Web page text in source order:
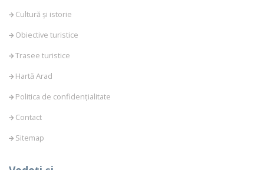
Cultură și istorie
Obiective turistice
Trasee turistice
Hartă Arad
Politica de confidențialitate
Contact
Sitemap